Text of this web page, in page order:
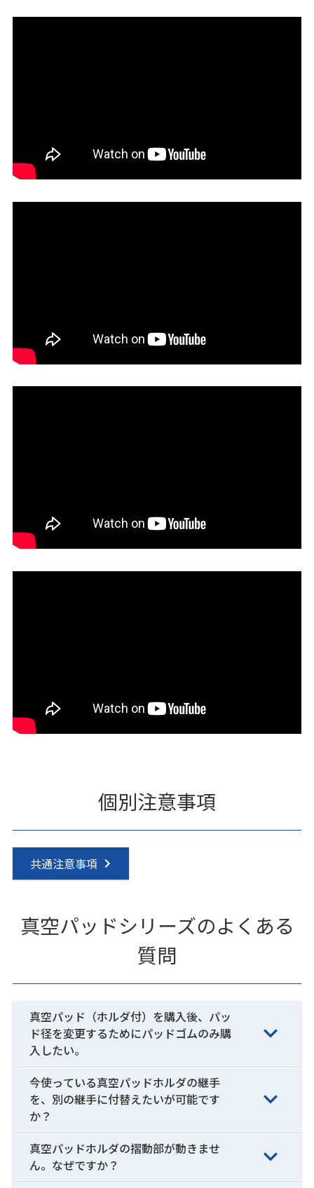
個別注意事項
共通注意事項
真空パッドシリーズのよくある
質問
真空パッド（ホルダ付）を購入後、パッ
ド径を変更するためにパッドゴムのみ購
入したい。
今使っている真空パッドホルダの継手
を、別の継手に付替えたいが可能です
か？
真空パッドホルダの摺動部が動きませ
ん。なぜですか？